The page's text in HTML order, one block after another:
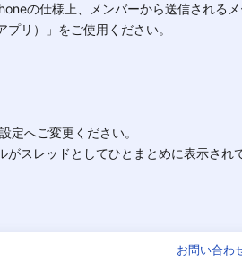
の仕様上、メンバーから送信される
リ）」をご使用ください。
定へご変更ください。
スレッドとしてひとまとめに表示され
お問い合わ